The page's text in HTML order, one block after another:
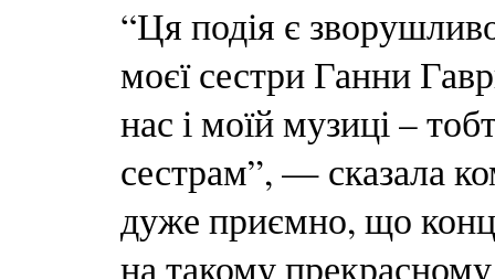
“Ця подія є
моєї сестри Ганни
нас і моїй музиці –
сестрам”, — сказала
дуже приємно, що
на такому